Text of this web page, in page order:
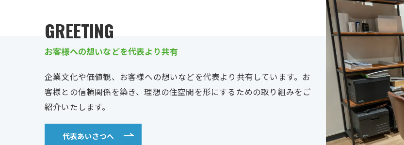
GREETING
お客様への想いなどを代表より共有
企業文化や価値観、お客様への想いなどを代表より共有しています。お
客様との信頼関係を築き、理想の住空間を形にするための取り組みをご
紹介いたします。
代表あいさつへ